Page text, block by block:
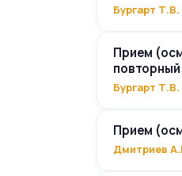
Бургарт Т.В.
Прием
повторный
Бургарт Т.В.
Прием
Дмитриев